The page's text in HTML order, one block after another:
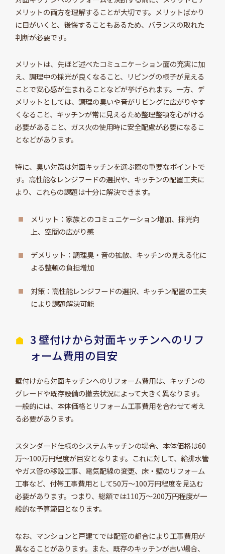
メリットの両方を理解することが大切です。メリットばかり
に目がいくと、後悔することもあるため、バランスの取れた
判断が必要です。
メリットは、先ほど述べたコミュニケーション面の充実に加
え、調理中の採光が良くなること、リビングの様子が見える
ことで安心感が生まれることなどが挙げられます。一方、デ
メリットとしては、調理の臭いや音がリビングに広がりやす
くなること、キッチンが常に見えるため整理整頓を心がける
必要があること、ガス火の使用時に安全配慮が必要になるこ
となどがあります。
特に、臭い対策は対面キッチンを選ぶ際の重要なポイントで
す。高性能なレンジフードの選択や、キッチンの配置工夫に
より、これらの課題は十分に解決できます。
メリット：家族とのコミュニケーション増加、採光向
上、空間の広がり感
デメリット：調理臭・音の拡散、キッチンの見える化に
よる整頓の負担増加
対策：高性能レンジフードの選択、キッチン配置の工夫
により課題解決可能
3 壁付けから対面キッチンへのリフ
ォーム費用の目安
壁付けから対面キッチンへのリフォーム費用は、キッチンの
グレードや既存設備の撤去状況によって大きく異なります。
一般的には、本体価格とリフォーム工事費用を合わせて考え
る必要があります。
スタンダード仕様のシステムキッチンの場合、本体価格は60
万～100万円程度が目安となります。これに対して、給排水管
やガス管の移設工事、電気配線の変更、床・壁のリフォーム
工事など、付帯工事費用として50万～100万円程度を見込む
必要があります。つまり、総額では110万～200万円程度が一
般的な予算範囲となります。
なお、マンションと戸建てでは配管の都合により工事費用が
異なることがあります。また、既存のキッチンが古い場合、